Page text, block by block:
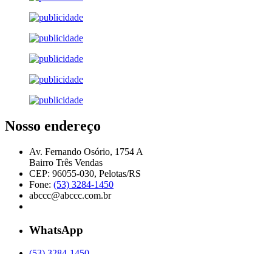
Nosso endereço
Av. Fernando Osório, 1754 A
Bairro Três Vendas
CEP: 96055-030, Pelotas/RS
Fone: (53) 3284-1450
abccc@abccc.com.br
WhatsApp